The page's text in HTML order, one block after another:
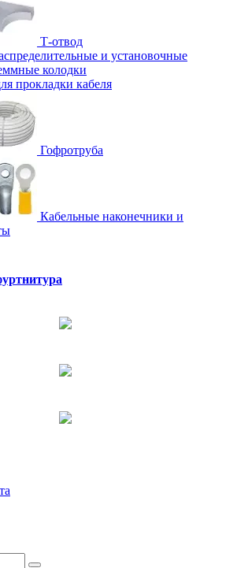
Т-отвод
и установочные
колодки
прокладки кабеля
Гофротруба
Кабельные наконечники и